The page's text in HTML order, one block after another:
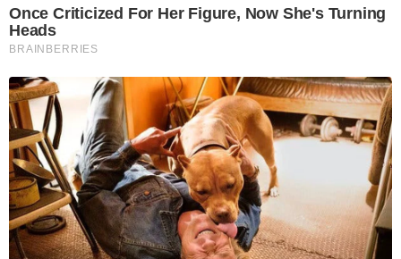
Once Criticized For Her Figure, Now She's Turning
Heads
BRAINBERRIES